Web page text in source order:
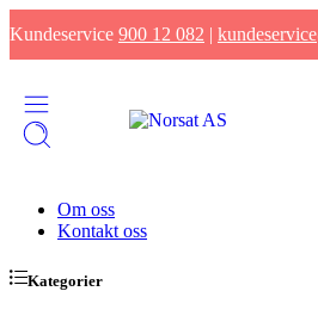
Kundeservice 900 12 082 |
Om oss
Kontakt oss
Kategorier